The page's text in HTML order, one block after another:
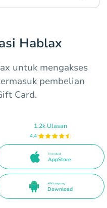
Hablax
untuk mengakses
pembelian
Card.
1.2k Ulasan
4.4
Tersedia di
AppStore
APK Langsung
Download